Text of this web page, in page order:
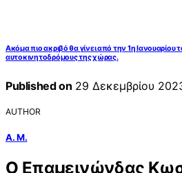
Ακόμα πιο ακριβό θα γίνει από την 1η Ιανουαρίου
αυτοκινητοδρόμους της χώρας.
Published on 29 Δεκεμβρίου
AUTHOR
Α. Μ.
Ο Επαμεινώνδας